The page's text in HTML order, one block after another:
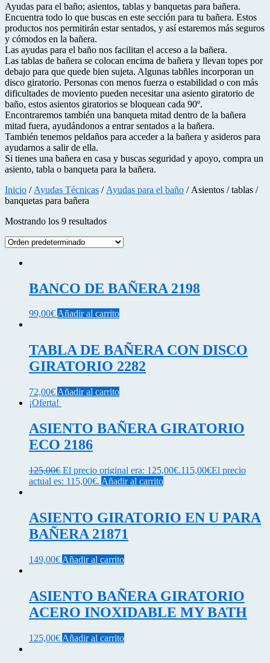
Ayudas para el baño; asientos, tablas y banquetas para bañera.
Encuentra todo lo que buscas en este sección para tu bañera. Estos
productos nos permitirán estar sentados, y así estaremos más seguros
y cómodos en la bañera.
Las ayudas para el baño nos facilitan el acceso a la bañera.
Las tablas de bañera se colocan encima de bañera y llevan topes por
debajo para que quede bien sujeta. Algunas tabñles incorporan un
disco giratorio. Personas con menos fuerza o estabilidad o con más
dificultades de moviento pueden necesitar una asiento giratorio de
baño, estos asientos giratorios se bloquean cada 90º.
Encontraremos también una banqueta mitad dentro de la bañera
mitad fuera, ayudándonos a entrar sentados a la bañera.
También tenemos peldaños para acceder a la bañera y asideros para
ayudarnos a salir de ella.
Si tienes una bañera en casa y buscas seguridad y apoyo, compra un
asiento, tabla o banqueta para la bañera.
Inicio / Ayudas Técnicas / Ayudas para el baño / Asientos / tablas /
banquetas para bañera
Mostrando los 9 resultados
BANCO DE BAÑERA 2198
99,00€Añadir al carrito
TABLA DE BAÑERA CON DISCO
GIRATORIO 2282
72,00€ Añadir al carrito
¡Oferta!
ASIENTO BAÑERA GIRATORIO
ECO 2186
125,00€ El precio original era: 125,00€.115,00€El precio
actual es: 115,00€. Añadir al carrito
ASIENTO GIRATORIO EN U PARA
BAÑERA 21871
149,00€ Añadir al carrito
ASIENTO BAÑERA GIRATORIO
ACERO INOXIDABLE MY BATH
125,00€ Añadir al carrito